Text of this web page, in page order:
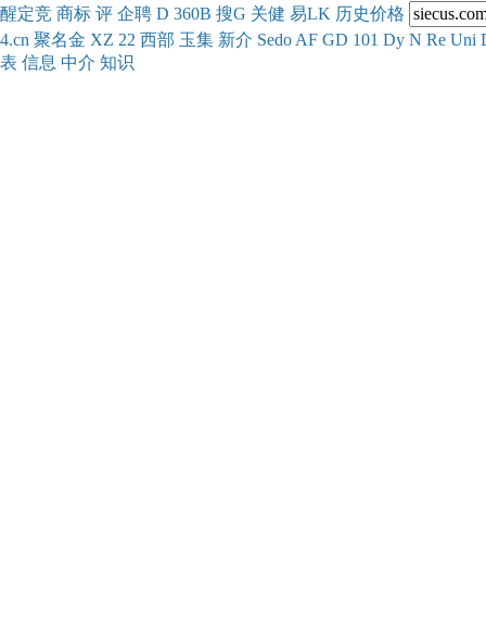
醒定竞 商标 评 企聘 D 360B 搜G 关健 易LK 历史价格
4.cn 聚名金 XZ 22 西部 玉集 新介 Sedo AF GD 101 Dy N Re Uni
表 信息 中介 知识